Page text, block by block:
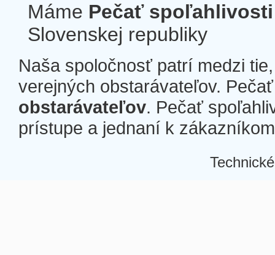
Máme Pečať spoľahlivosti
Slovenskej republiky
Naša spoločnosť patrí medzi
verejných obstarávateľov.
obstarávateľov. Pečať
prístupe a jednaní k